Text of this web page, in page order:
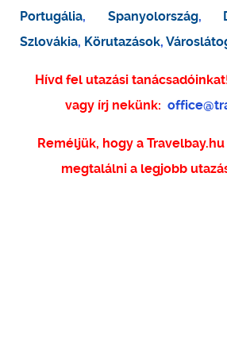
Portugália, Spanyolország,
Szlovákia, Körutazások,
Hívd fel utazási
vagy írj nekünk:
Reméljük, hogy a
megtalálni a legjobb